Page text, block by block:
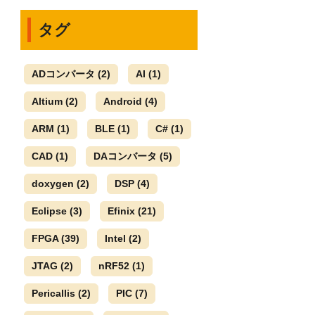
タグ
ADコンバータ (2) AI (1)
Altium(2) Android (4)
ARM (1) BLE(1) C#(1)
CAD(1) DAコンバータ (5)
doxygen (2) DSP(4)
Eclipse(3) Efinix(21)
FPGA(39) Intel (2)
JTAG (2) nRF52(1)
Pericallis(2) PIC(7)